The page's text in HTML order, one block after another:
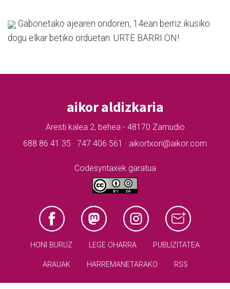
Gabonetako ajearen ondoren, 14ean berriz ikusiko
dogu elkar betiko orduetan. URTE BARRI ON!
aikor aldizkaria
Aresti kalea 2, behea - 48170 Zamudio
688 86 41 35 · 747 406 561 · aikortxori@aikor.com
Codesyntaxek garatua
HONI BURUZ LEGE OHARRA PUBLIZITATEA
ARAUAK HARREMANETARAKO RSS